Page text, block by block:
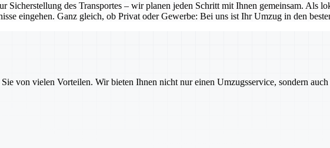
Sicherstellung des Transportes – wir planen jeden Schritt mit Ihnen gemeinsam. Als
eingehen. Ganz gleich, ob Privat oder Gewerbe: Bei uns ist Ihr Umzug in den
von vielen Vorteilen. Wir bieten Ihnen nicht nur einen Umzugsservice, sondern